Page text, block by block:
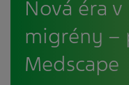
Nová éra
migrény –
Medscape